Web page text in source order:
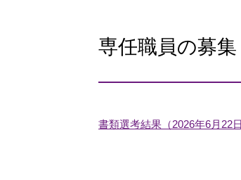
専任職員の募集
書類選考結果（2026年6月22日